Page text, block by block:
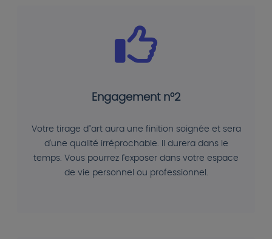
Engagement n°2
Votre tirage d"art aura une finition soignée et sera
d'une qualité irréprochable. Il durera dans le
temps. Vous pourrez l'exposer dans votre espace
de vie personnel ou professionnel.